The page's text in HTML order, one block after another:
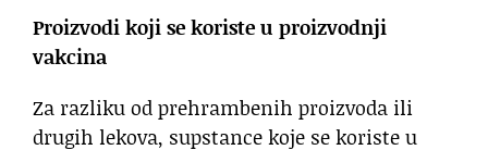
Proizvodi koji se koriste u proizvodnji
vakcina
Za razliku od prehrambenih proizvoda ili
drugih lekova, supstance koje se koriste u